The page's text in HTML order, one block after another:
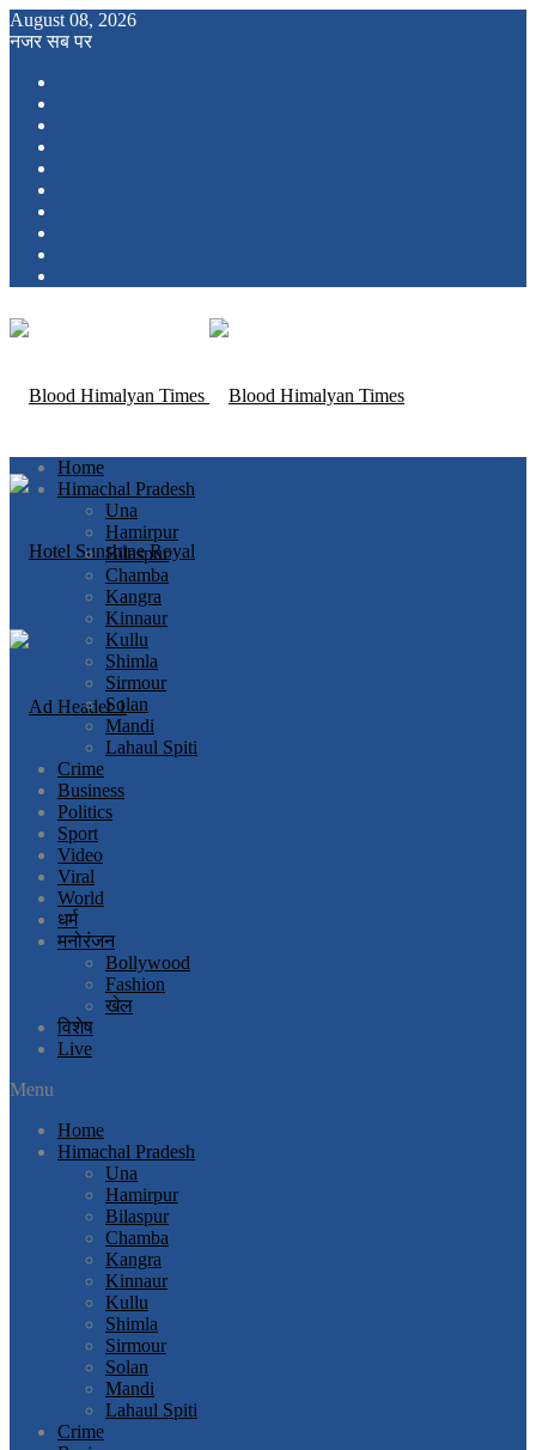
August 08, 2026
नजर सब पर
Home
Himachal Pradesh
Una
Hamirpur
Bilaspur
Chamba
Kangra
Kinnaur
Kullu
Shimla
Sirmour
Solan
Mandi
Lahaul Spiti
Crime
Business
Politics
Sport
Video
Viral
World
धर्म
मनोरंजन
Bollywood
Fashion
खेल
विशेष
Live
Menu
Home
Himachal Pradesh
Una
Hamirpur
Bilaspur
Chamba
Kangra
Kinnaur
Kullu
Shimla
Sirmour
Solan
Mandi
Lahaul Spiti
Crime